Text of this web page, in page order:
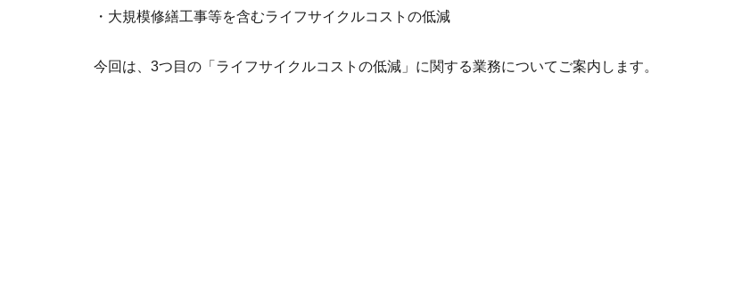
・大規模修繕工事等を含むライフサイクルコストの低減
今回は、3つ目の「ライフサイクルコストの低減」に関する業務についてご案内します。